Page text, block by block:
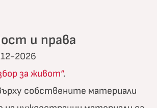
и права
2026
за живот“.
собствените материали